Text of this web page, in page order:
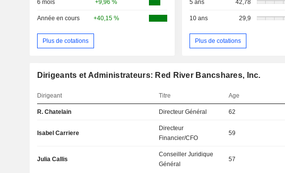
6 mois +9,96 %
Année en cours +40,15 %
Plus de cotations
5 ans 42,78
10 ans 29,9
Plus de cotations
Dirigeants et Administrateurs: Red River Bancshares, Inc.
Dirigeant Titre Age
R. Chatelain Directeur Général 62
Isabel Carriere
Directeur
Financier/CFO
59
Julia Callis
Conseiller Juridique
Général
57